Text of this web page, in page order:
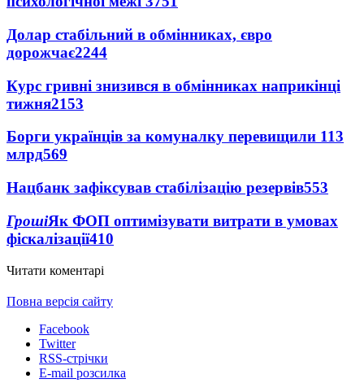
Долар стабільний в обмінниках, євро
дорожчає2244
Курс гривні знизився в обмінниках наприкінці
тижня2153
Борги українців за комуналку перевищили 113
млрд569
Нацбанк зафіксував стабілізацію резервів553
ГрошіЯк ФОП оптимізувати витрати в умовах
фіскалізації410
Читати коментарі
Повна версія сайту
Facebook
Twitter
RSS-стрічки
E-mail розсилка